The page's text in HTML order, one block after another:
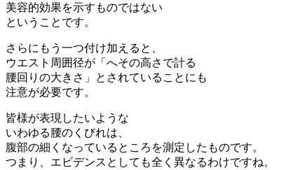
美容的効果を示すものではない
ということです。
さらにもう一つ付け加えると、
ウエスト周囲径が「へその高さで計る
腰回りの大きさ」とされていることにも
注意が必要です。
皆様が表現したいような
いわゆる腰のくびれは、
腹部の細くなっているところを測定したものです。
つまり、エビデンスとしても全く異なるわけですね。